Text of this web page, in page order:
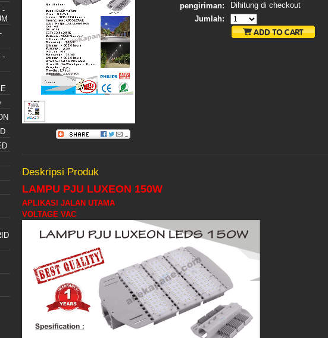
-
-
pengiriman:
Dihitung di checkout
Jumlah:
Deskripsi Produk
LAMPU PJU LUXEON 150W
APLIKASI JALAN UTAMA
VOLTAGE VAC